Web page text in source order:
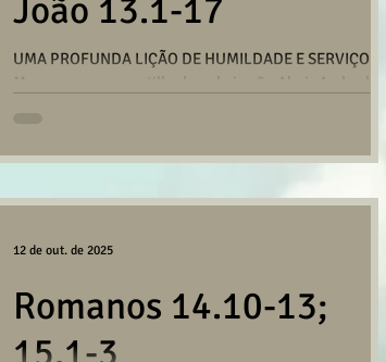
João 13.1-17
UMA PROFUNDA LIÇÃO DE HUMILDADE E SERVIÇO
Mensagem compartilhada pelo irmão Almir Andrade
Romanos 14.10-13;
12 de out. de 2025